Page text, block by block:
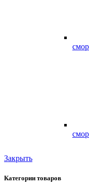
Закрыть
Категории товаров